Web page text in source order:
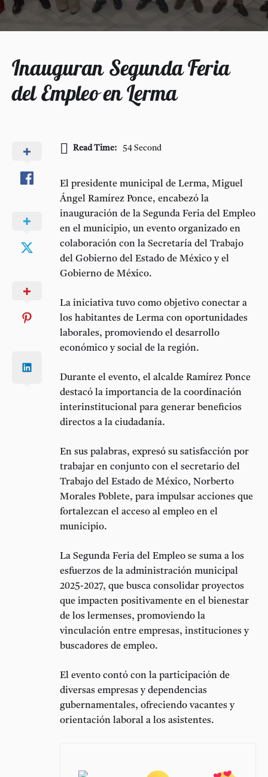
Inauguran Segunda Feria
del Empleo en Lerma
Read Time: 54 Second
El presidente municipal de Lerma, Miguel
Ángel Ramírez Ponce, encabezó la
inauguración de la Segunda Feria del Empleo
en el municipio, un evento organizado en
colaboración con la Secretaría del Trabajo
del Gobierno del Estado de México y el
Gobierno de México.
La iniciativa tuvo como objetivo conectar a
los habitantes de Lerma con oportunidades
laborales, promoviendo el desarrollo
económico y social de la región.
Durante el evento, el alcalde Ramírez Ponce
destacó la importancia de la coordinación
interinstitucional para generar beneficios
directos a la ciudadanía.
En sus palabras, expresó su satisfacción por
trabajar en conjunto con el secretario del
Trabajo del Estado de México, Norberto
Morales Poblete, para impulsar acciones que
fortalezcan el acceso al empleo en el
municipio.
La Segunda Feria del Empleo se suma a los
esfuerzos de la administración municipal
2025-2027, que busca consolidar proyectos
que impacten positivamente en el bienestar
de los lermenses, promoviendo la
vinculación entre empresas, instituciones y
buscadores de empleo.
El evento contó con la participación de
diversas empresas y dependencias
gubernamentales, ofreciendo vacantes y
orientación laboral a los asistentes.